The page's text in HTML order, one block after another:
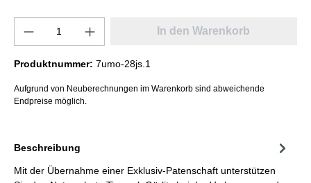
In den Warenkorb
Produktnummer: 7umo-28js.1
Aufgrund von Neuberechnungen im Warenkorb sind abweichende
Endpreise möglich.
Beschreibung
Mit der Übernahme einer Exklusiv-Patenschaft unterstützen